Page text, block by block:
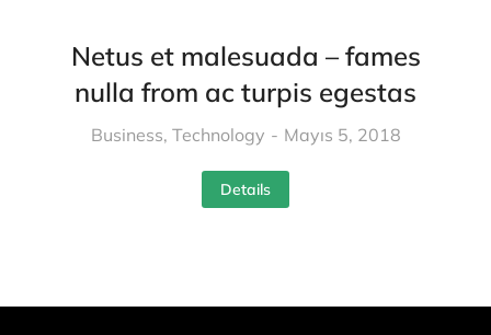
Netus et malesuada – fames
nulla from ac turpis egestas
Business, Technology Mayıs 5, 2018
Details